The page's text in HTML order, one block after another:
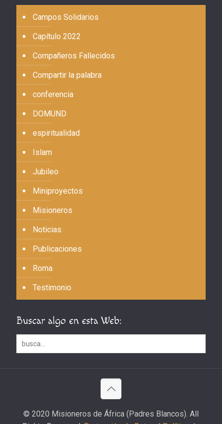
Campos Solidarios
Capítulo 2022
Compañeros Fallecidos
Compartir la palabra
conferencia
DOMUND
espiritualidad
Islam
Jubileo
Miniproyectos
Misioneros
Noticias
Publicaciones
Roma
Testimonio
Buscar algo en esta Web:
© 2020 Misioneros de África (Padres Blancos). All